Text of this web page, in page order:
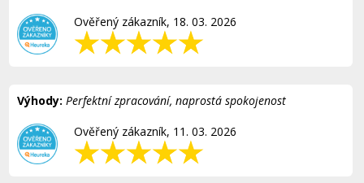
Ověřený zákazník, 18. 03. 2026
Výhody: Perfektní zpracování, naprostá spokojenost
Ověřený zákazník, 11. 03. 2026